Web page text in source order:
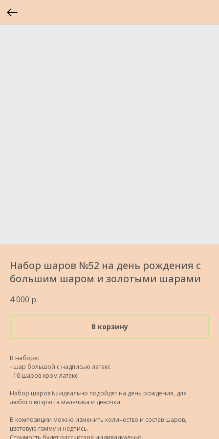
Набор шаров №52 на день рождения с
большим шаром и золотыми шарами
4 000 р.
В корзину
В наборе:
- шар большой с надписью латекс
- 10 шаров хром латекс
Набор шаров № идеально подойдет на день рождения, для
любого возраста мальчика и девочки.
В композиции можно изменить количество и состав шаров,
цветовую гамму и надпись.